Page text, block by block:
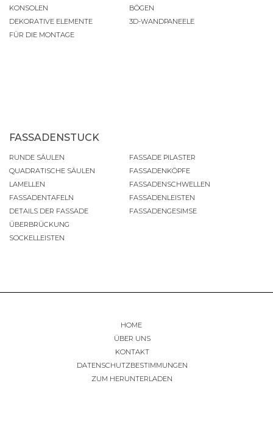
KONSOLEN
DEKORATIVE ELEMENTE
FÜR DIE MONTAGE
BÖGEN
3D-WANDPANEELE
FASSADENSTUCK
RUNDE SÄULEN
QUADRATISCHE SÄULEN
LAMELLEN
FASSADENTAFELN
DETAILS DER FASSADE
ÜBERBRÜCKUNG
SOCKELLEISTEN
FASSADE PILASTER
FASSADENKÖPFE
FASSADENSCHWELLEN
FASSADENLEISTEN
FASSADENGESIMSE
HOME
ÜBER UNS
KONTAKT
DATENSCHUTZBESTIMMUNGEN
ZUM HERUNTERLADEN